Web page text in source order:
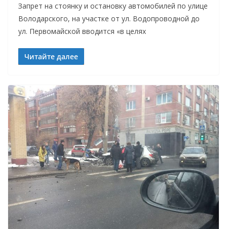
Запрет на стоянку и остановку автомобилей по улице
Володарского, на участке от ул. Водопроводной до
ул. Первомайской вводится «в целях
Читайте далее